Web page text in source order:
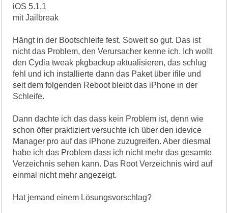
iOS 5.1.1
mit Jailbreak
Hängt in der Bootschleife fest. Soweit so gut. Das ist
nicht das Problem, den Verursacher kenne ich. Ich wollt
den Cydia tweak pkgbackup aktualisieren, das schlug
fehl und ich installierte dann das Paket über ifile und
seit dem folgenden Reboot bleibt das iPhone in der
Schleife.
Dann dachte ich das dass kein Problem ist, denn wie
schon öfter praktiziert versuchte ich über den idevice
Manager pro auf das iPhone zuzugreifen. Aber diesmal
habe ich das Problem dass ich nicht mehr das gesamte
Verzeichnis sehen kann. Das Root Verzeichnis wird auf
einmal nicht mehr angezeigt.
Hat jemand einem Lösungsvorschlag?